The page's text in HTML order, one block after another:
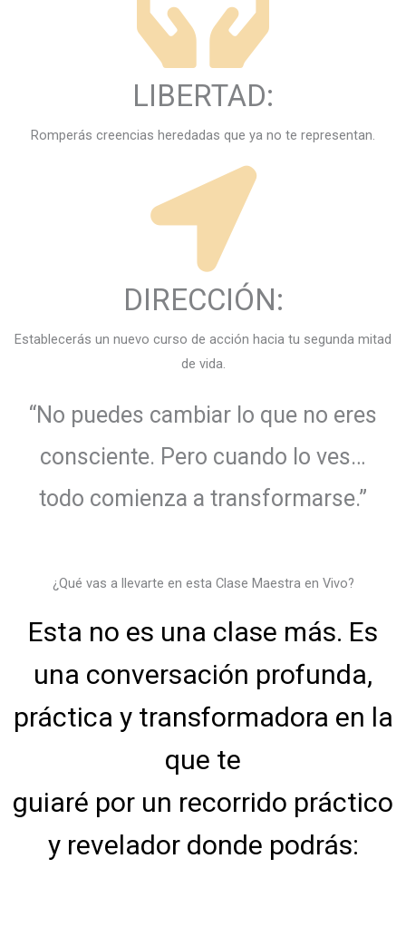
LIBERTAD:
Romperás creencias heredadas que ya no te representan.
DIRECCIÓN:
Establecerás un nuevo curso de acción hacia tu segunda mitad
de vida.
“No puedes cambiar lo que no eres
consciente. Pero cuando lo ves…
todo comienza a transformarse.”
¿Qué vas a llevarte en esta Clase Maestra en Vivo?
Esta no es una clase más. Es
una conversación profunda,
práctica y transformadora en la
que te
guiaré por un recorrido práctico
y revelador donde podrás: